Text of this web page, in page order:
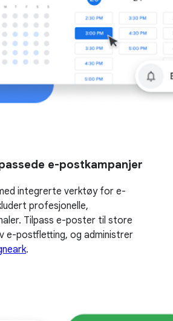
e-postkampanjer
integrerte verktøy for e-
profesjonelle,
Tilpass e-poster til store
e-postfletting, og administrer
.